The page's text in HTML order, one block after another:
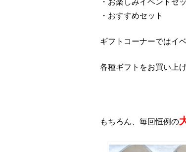
・お楽しみイベント
・おすすめセッ
ギフトコーナーではイ
各種ギフトをお買い上
もちろん、毎回恒例の